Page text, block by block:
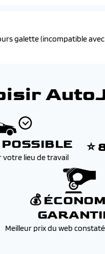
galette (incompatible
votre lieu de travail
⭐
💰
Meilleur prix du web